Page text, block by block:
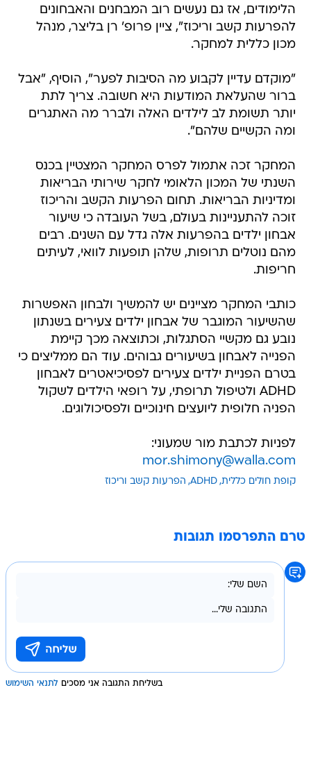
הלימודים, אז גם נעשים רוב המבחנים והאבחונים
להפרעות קשב וריכוז", ציין פרופ' רן בליצר, מנהל
מכון כללית למחקר.
"מוקדם עדיין לקבוע מה הסיבות לפער", הוסיף, "אבל
ברור שהעלאת המודעות היא חשובה. צריך לתת
יותר תשומת לב לילדים האלה ולברר מה האתגרים
ומה הקשיים שלהם".
המחקר זכה אתמול לפרס המחקר המצטיין בכנס
השנתי של המכון הלאומי לחקר שירותי הבריאות
ומדיניות הבריאות. תחום הפרעות הקשב והריכוז
זוכה להתעניינות בעולם, בשל העובדה כי שיעור
אבחון ילדים בהפרעות אלה גדל עם השנים. רבים
מהם נוטלים תרופות, שלהן תופעות לוואי, לעיתים
חריפות.
כותבי המחקר מציינים יש להמשיך ולבחון האפשרות
שהשיעור המוגבר של אבחון ילדים צעירים בשנתון
נובע גם מקשיי הסתגלות, וכתוצאה מכך קיימת
הפנייה לאבחון בשיעורים גבוהים. עוד הם ממליצים כי
בטרם הפניית ילדים צעירים לפסיכיאטרים לאבחון
ADHD ולטיפול תרופתי, על רופאי הילדים לשקול
הפניה חלופית ליועצים חינוכיים ולפסיכולוגים.
לפניות לכתבת מור שמעוני:
mor.shimony@walla.com
קופת חולים כללית ADHD הפרעות קשב וריכוז
טרם התפרסמו תגובות
בשליחת התגובה אני מסכים לתנאי השימוש